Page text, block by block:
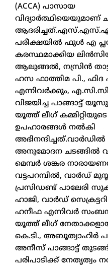
(ACCA) പാസായ
വിദ്യാർത്ഥിയെയുമാണ്
പരീക്ഷയിൽ ഫുൾ എ
കരസ്ഥമാക്കിയ
ആലുങ്ങൽ, നസ്രിൻ
ഹസ ഫാത്തിമ പി., ഫിദ
എന്നിവർക്കും,
വിജയിച്ച പാങ്ങാട്ട്
യൂത്ത് ലീഗ് കമ്മിറ്റിയുടെ
ഉപഹാരങ്ങൾ നൽകി
അഭിനന്ദിച്ചത്.​വാർഡിൽ
അനുമോദന ചടങ്ങിൽ
മെമ്പർ ശങ്കര
വട്ടപറമ്പിൽ, വാർഡ്
പ്രസിഡണ്ട് പാലേരി
ഹാജി, വാർഡ്
ഹനീഫ എന്നിവർ
യൂത്ത് ലീഗ്
കെ.ടി., അബൂത്വാഹിർ
അനീസ് പാങ്ങാട്ട്
പരിപാടിക്ക് നേതൃത്വം